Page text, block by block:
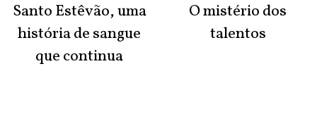
Santo Estêvão, uma
história de sangue
que continua
O mistério dos
talentos